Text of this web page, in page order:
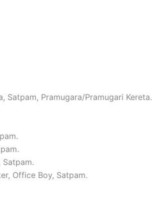
Satpam, Pramugara/Pramugari Kereta.
Satpam.
Office Boy, Satpam.